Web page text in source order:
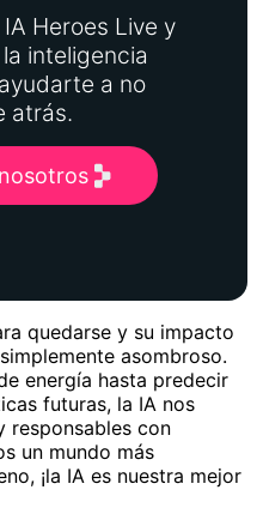
Heroes Live y
inteligencia
a no
atrás.
quedarse y su impacto
asombroso.
energía hasta predecir
futuras, la IA nos
responsables con
un mundo más
¡la IA es nuestra mejor